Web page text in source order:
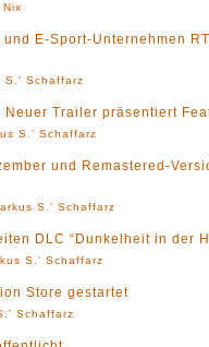
E-Sport-Unternehmen
S.' Schaffarz
Trailer präsentiert
S.' Schaffarz
und Remastered-
S.' Schaffarz
DLC “Dunkelheit in der
S.' Schaffarz
Store gestartet
Schaffarz